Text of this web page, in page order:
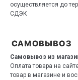
осуществляется до
СДЭК
Самовывоз из
Оплата товара на
товар в магазине и